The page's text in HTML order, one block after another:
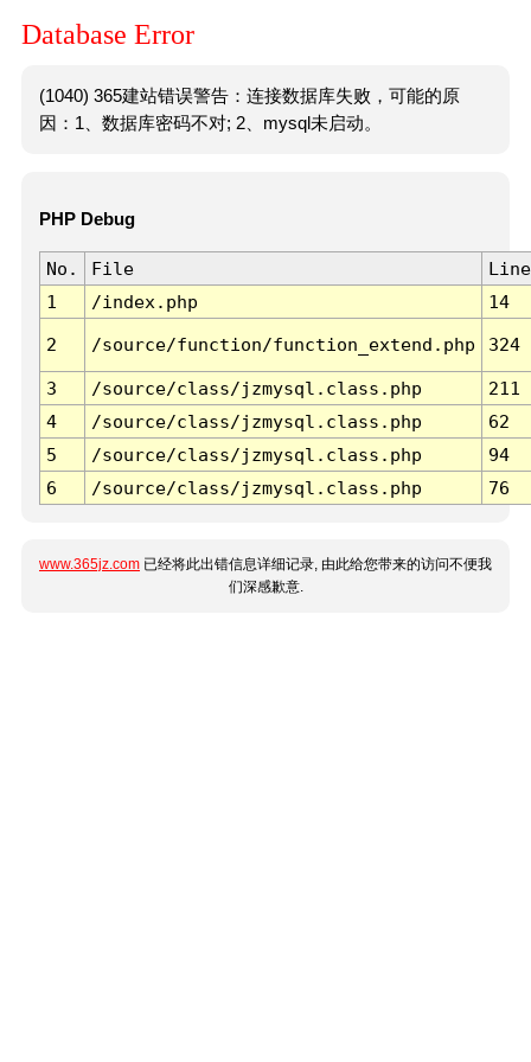
Database Error
(1040) 365建站错误警告：连接数据库失败，可能的原
因：1、数据库密码不对; 2、mysql未启动。
PHP Debug
No. File
Line
1
/index.php 14
2 /source/function/function_extend.php 324
3 /source/class/jzmysql.class.php
211
4
/source/class/jzmysql.class.php
62
5
/source/class/jzmysql.class.php
94
6
/source/class/jzmysql.class.php 76
www.365jz.com 已经将此出错信息详细记录, 由此给您带来的访问不便我
们深感歉意.